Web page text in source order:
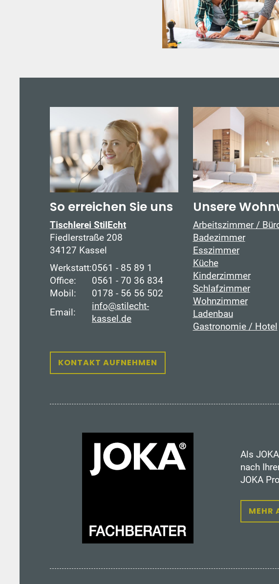
So erreichen Sie uns
Tischlerei StilEcht
Fiedlerstraße 208
34127 Kassel
Werkstatt:0561 - 85 89 1
Office:
0561 - 70 36 834
Mobil:
0178 - 56 56 502
Email:
info@stilecht-
kassel.de
KONTAKT AUFNEHMEN
Unsere
Arbeitszimmer /
Badezimmer
Esszimmer
Küche
Kinderzimmer
Schlafzimmer
Wohnzimmer
Ladenbau
Gastronomie / Hotel
Als
nach
JOKA
MEHR